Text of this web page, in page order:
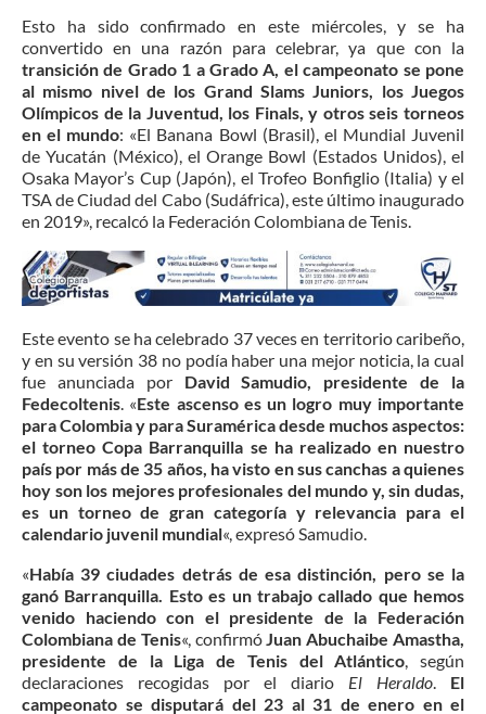
Esto ha sido confirmado en este miércoles, y se ha
convertido en una razón para celebrar, ya que con la
transición de Grado 1 a Grado A, el campeonato se pone
al mismo nivel de los Grand Slams Juniors, los Juegos
Olímpicos de la Juventud, los Finals, y otros seis torneos
en el mundo: «El Banana Bowl (Brasil), el Mundial Juvenil
de Yucatán (México), el Orange Bowl (Estados Unidos), el
Osaka Mayor’s Cup (Japón), el Trofeo Bonfiglio (Italia) y el
TSA de Ciudad del Cabo (Sudáfrica), este último inaugurado
en 2019», recalcó la Federación Colombiana de Tenis.
Este evento se ha celebrado 37 veces en territorio caribeño,
y en su versión 38 no podía haber una mejor noticia, la cual
fue anunciada por David Samudio, presidente de la
Fedecoltenis . «Este ascenso es un logro muy importante
para Colombia y para Suramérica desde muchos aspectos:
el torneo Copa Barranquilla se ha realizado en nuestro
país por más de 35 años, ha visto en sus canchas a quienes
hoy son los mejores profesionales del mundo y, sin dudas,
es un torneo de gran categoría y relevancia para el
calendario juvenil mundial«, expresó Samudio.
«Había 39 ciudades detrás de esa distinción, pero se la
ganó Barranquilla. Esto es un trabajo callado que hemos
venido haciendo con el presidente de la Federación
Colombiana de Tenis«, confirmóJuan Abuchaibe Amastha,
presidente de la Liga de Tenis del Atlántico , según
declaraciones recogidas por el diario El Heraldo
El
campeonato se disputará del 23 al 31 de enero en el